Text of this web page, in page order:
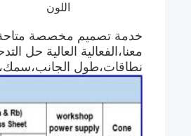
اللون
خدمة تصميم مخصصة
معنا،الفعالية العالية
نطاقات،طول